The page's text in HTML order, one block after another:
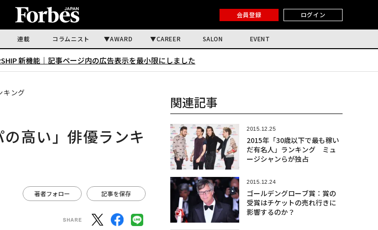
会員登録 ログイン
連載 コラムニスト AWARD CAREER SALON EVENT
新機能｜ 記事ページ内の広告表示を最小限にしました
キング
高い」俳優ランキ
著者フォロー 記事を保存
関連記事
2015.12.25
2015年「30歳以下で最も稼い
だ有名人」ランキング ミュ
ージシャンらが独占
2015.12.24
ゴールデングローブ賞：賞の
受賞はチケットの売れ行きに
影響するのか？